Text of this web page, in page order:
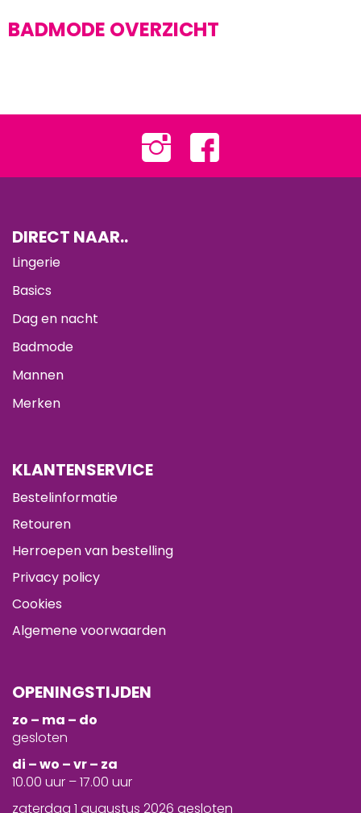
BADMODE OVERZICHT
DIRECT NAAR..
Lingerie
Basics
Dag en nacht
Badmode
Mannen
Merken
KLANTENSERVICE
Bestelinformatie
Retouren
Herroepen van bestelling
Privacy policy
Cookies
Algemene voorwaarden
OPENINGSTIJDEN
zo – ma – do
gesloten
di – wo – vr – za
10.00 uur – 17.00 uur
zaterdag 1 augustus 2026 gesloten